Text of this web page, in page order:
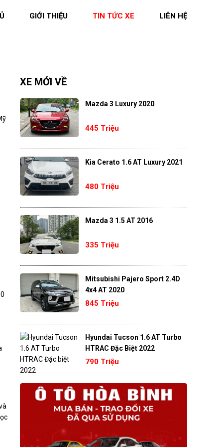
GIỚI THIỆU TIN TỨC XE LIÊN HỆ
XE MỚI VỀ
Mazda 3 Luxury 2020
445 Triệu
Kia Cerato 1.6 AT Luxury 2021
480 Triệu
Mazda 3 1.5 AT 2016
335 Triệu
Mitsubishi Pajero Sport 2.4D
4x4 AT 2020
845 Triệu
Hyundai Tucson 1.6 AT Turbo
HTRAC Đặc Biệt 2022
790 Triệu